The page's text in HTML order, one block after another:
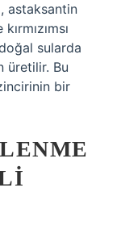
astaksantin
sularda
üretilir. Bu
bir